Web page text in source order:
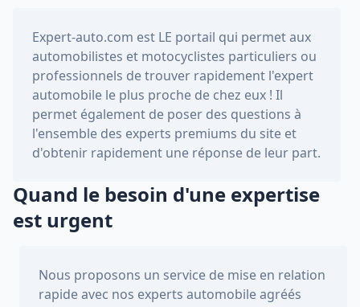
Expert-auto.com est LE portail qui permet aux
automobilistes et motocyclistes particuliers ou
professionnels de trouver rapidement l'expert
automobile le plus proche de chez eux ! Il
permet également de poser des questions à
l'ensemble des experts premiums du site et
d'obtenir rapidement une réponse de leur part.
Quand le besoin d'une expertise
est urgent
Nous proposons un service de mise en relation
rapide avec nos experts automobile agréés